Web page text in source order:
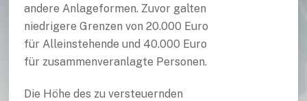
andere Anlageformen. Zuvor galten
niedrigere Grenzen von 20.000 Euro
für Alleinstehende und 40.000 Euro
für zusammenveranlagte Personen.
Die Höhe des zu versteuernden